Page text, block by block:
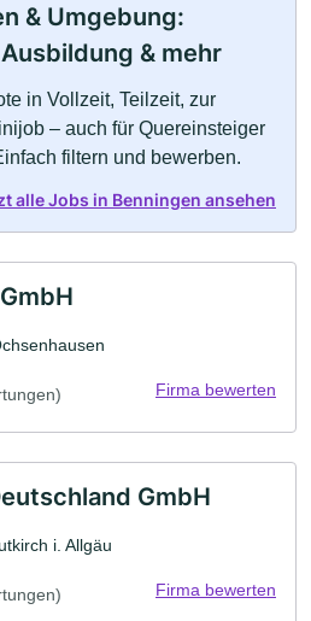
& Umgebung:
& mehr
in Vollzeit, Teilzeit, zur
– auch für Quereinsteiger
filtern und bewerben.
alle Jobs in Benningen ansehen
Firma bewerten
GmbH
i. Allgäu
Firma bewerten